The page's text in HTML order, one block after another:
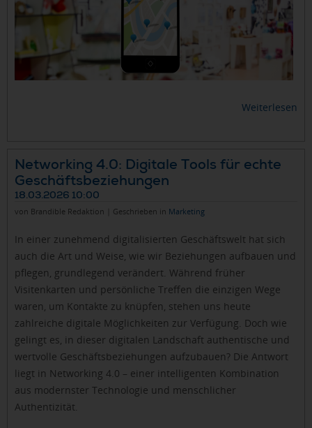
Weiterlesen
Networking 4.0: Digitale Tools für echte
Geschäftsbeziehungen
18.03.2026 10:00
von Brandible Redaktion | Geschrieben in Marketing
In einer zunehmend digitalisierten Geschäftswelt hat sich
auch die Art und Weise, wie wir Beziehungen aufbauen und
pflegen, grundlegend verändert. Während früher
Visitenkarten und persönliche Treffen die einzigen Wege
waren, um Kontakte zu knüpfen, stehen uns heute
zahlreiche digitale Möglichkeiten zur Verfügung. Doch wie
gelingt es, in dieser digitalen Landschaft authentische und
wertvolle Geschäftsbeziehungen aufzubauen? Die Antwort
liegt in Networking 4.0 – einer intelligenten Kombination
aus modernster Technologie und menschlicher
Authentizität.